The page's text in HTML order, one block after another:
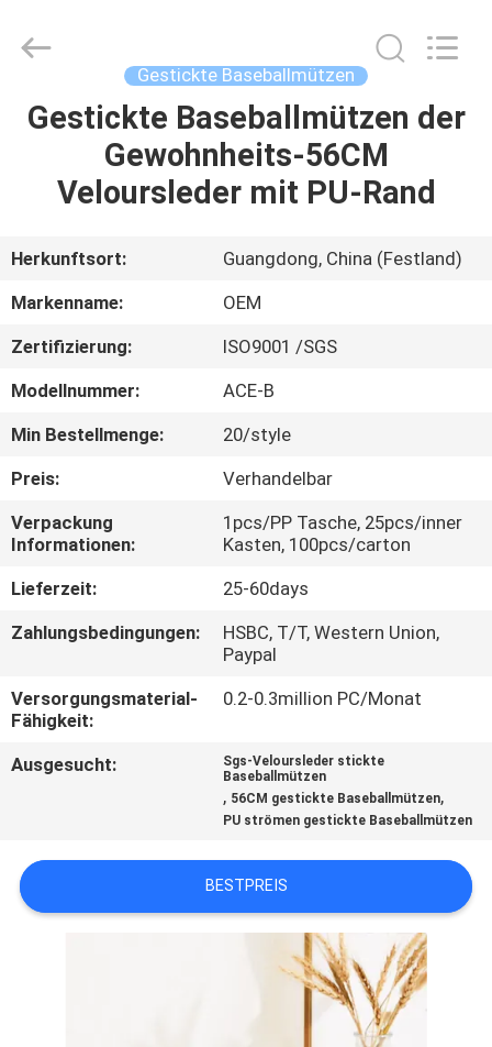
HAUS
PRODUKTE
ÜBER
UNS
FABRIK-
AUSFLUG
QUALITÄTSKONTROLLE
TRETEN
SIE
MIT
IN
VERBINDUNG
FÄLLE
Ltd..
Gestickte Baseballmützen
Gestickte Baseballmützen der
Gewohnheits-56CM
Veloursleder mit PU-Rand
Herkunftsort:
Guangdong, China (Festland)
Markenname:
OEM
Zertifizierung:
ISO9001 /SGS
Modellnummer:
ACE-B
Min Bestellmenge:
20/style
Preis:
Verhandelbar
Verpackung
Informationen:
1pcs/PP Tasche, 25pcs/inner
Kasten, 100pcs/carton
Lieferzeit:
25-60days
Zahlungsbedingungen:
HSBC, T/T, Western Union,
Paypal
Versorgungsmaterial-
Fähigkeit:
0.2-0.3million PC/Monat
Ausgesucht:
Sgs-Veloursleder stickte
Baseballmützen
, 56CM gestickte Baseballmützen,
PU strömen gestickte Baseballmützen
BESTPREIS